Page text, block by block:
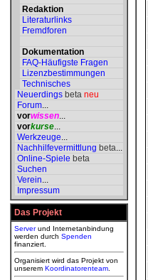
Redaktion
Literaturlinks
Fremdforen
Dokumentation
FAQ-Häufigste Fragen
Lizenzbestimmungen
Technisches
Neuerdings beta neu
Forum...
vorwissen...
vorkurse...
Werkzeuge...
Nachhilfevermittlung beta...
Online-Spiele beta
Suchen
Verein...
Impressum
Das Projekt
Serverund Internetanbindung
werden durch Spenden
finanziert.
Organisiert wird das Projekt von
unserem Koordinatorenteam